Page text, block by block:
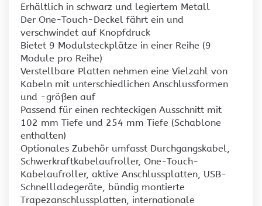
Erhältlich in schwarz und legiertem Metall
Der One-Touch-Deckel fährt ein und
verschwindet auf Knopfdruck
Bietet 9 Modulsteckplätze in einer Reihe (9
Module pro Reihe)
Verstellbare Platten nehmen eine Vielzahl von
Kabeln mit unterschiedlichen Anschlussformen
und -größen auf
Passend für einen rechteckigen Ausschnitt mit
102 mm Tiefe und 254 mm Tiefe (Schablone
enthalten)
Optionales Zubehör umfasst Durchgangskabel,
Schwerkraftkabelaufroller, One-Touch-
Kabelaufroller, aktive Anschlussplatten, USB-
Schnellladegeräte, bündig montierte
Trapezanschlussplatten, internationale